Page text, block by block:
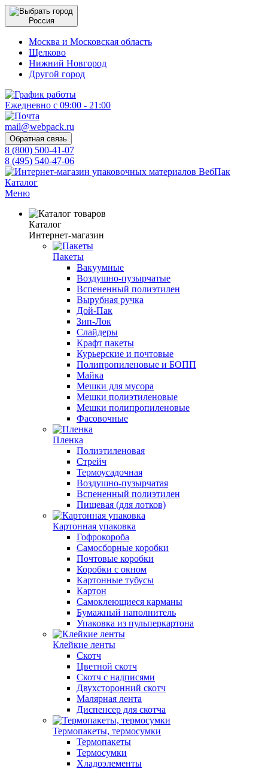
Россия
Москва и Московская область
Щелково
Нижний Новгород
Другой город
Ежедневно с 09:00 - 21:00
mail@webpack.ru
Обратная связь
8 (800) 500-41-07
8 (495) 540-47-06
Каталог
Меню
Каталог
Интернет-магазин
Пакеты
Вакуумные
Воздушно-пузырчатые
Вспененный полиэтилен
Вырубная ручка
Дой-Пак
Зип-Лок
Слайдеры
Крафт пакеты
Курьерские и почтовые
Полипропиленовые и БОПП
Майка
Мешки для мусора
Мешки полиэтиленовые
Мешки полипропиленовые
Фасовочные
Пленка
Полиэтиленовая
Стрейч
Термоусадочная
Воздушно-пузырчатая
Вспененный полиэтилен
Пищевая (для лотков)
Картонная упаковка
Гофрокороба
Самосборные коробки
Почтовые коробки
Коробки с окном
Картонные тубусы
Картон
Самоклеющиеся карманы
Бумажный наполнитель
Упаковка из пульперкартона
Клейкие ленты
Скотч
Цветной скотч
Скотч с надписями
Двухсторонний скотч
Малярная лента
Диспенсер для скотча
Термопакеты, термосумки
Термопакеты
Термосумки
Хладоэлементы